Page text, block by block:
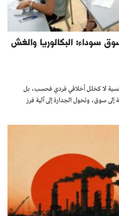
سوداء: البكالوريا والغش
لا كخلل أخلاقي فردي فحسب، بل
سوق، وتحول الجدارة إلى آلية فرز